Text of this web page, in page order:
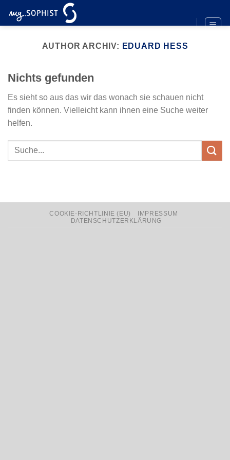
Inhalt
AUTHOR ARCHIV: EDUARD HESS
Nichts gefunden
Es sieht so aus das wir das wonach sie schauen nicht
finden können. Vielleicht kann ihnen eine Suche weiter
helfen.
COOKIE-RICHTLINIE (EU)
IMPRESSUM
DATENSCHUTZERKLÄRUNG